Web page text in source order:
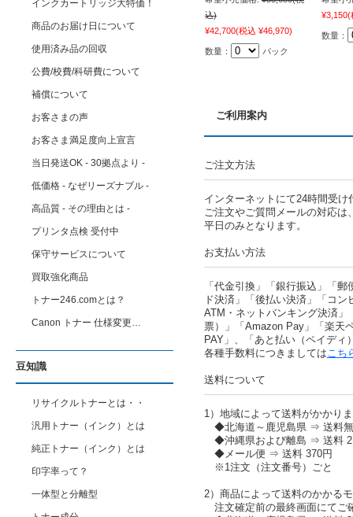
込)
¥42,700(税込 ¥46,970)
数量： パック
¥3,150(
数量：
ご利用案内
ご注文方法
インターネットにて24時間受け
ご注文やご質問メールの対応は
平日のみとなります。
お支払い方法
「代金引換」「銀行振込」「
ド決済」「後払い決済」「コ
ATM・ネットバンキング決済」
票）」「Amazon Pay」「楽天
PAY」、「あと払い（ペイディ
各種手数料につきましてはこち
送料について
1）地域によって送料がかかり
◆北海道～鹿児島県 ⇒ 送料
◆沖縄県および離島 ⇒ 送料
◆メール便 ⇒ 送料 370円
※1注文（注文番号）ごと
2）商品によって送料のかかる
注文確定前の最終画面にてご
インクカートリッジ大特価！
商品のお届け日について
使用済み品の回収
公費/校費/科研費について
補償について
お客さまの声
お客さま満足度向上宣言
当日発送OK - 30拠点より -
低価格 - なぜリーズナブル -
高品質 - その理由とは -
プリンタ点検 受付中
保守サービスについて
買取強化商品
トナー246.comとは？
Canon トナー 仕様変更…
豆知識
リサイクルトナーとは・・
汎用トナー（インク）とは
純正トナー（インク）とは
印字率って？
一体型と分離型